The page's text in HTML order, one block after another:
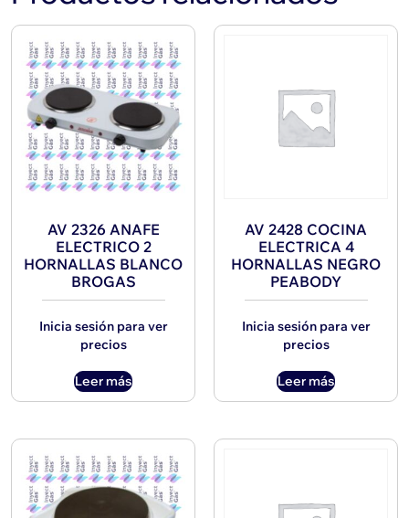
AV 2326 ANAFE
ELECTRICO 2
HORNALLAS BLANCO
BROGAS
Inicia sesión para ver
precios
Leer más
AV 2428 COCINA
ELECTRICA 4
HORNALLAS NEGRO
PEABODY
Inicia sesión para ver
precios
Leer más